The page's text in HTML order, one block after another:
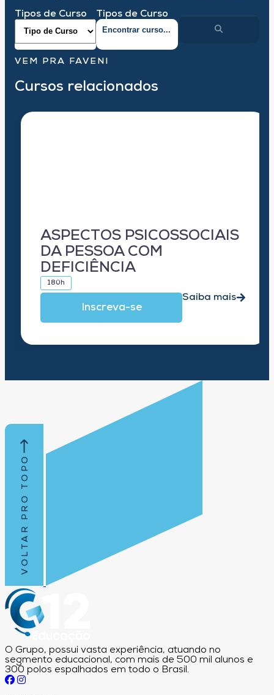
Tipos de Curso Tipos de Curso
VEM PRA FAVENI
Cursos relacionados
ASPECTOS PSICOSSOCIAIS
DA PESSOA COM
DEFICIÊNCIA
180h
Inscreva-se
Saiba mais
VOLTAR PRO TOPO
O Grupo, possui vasta experiência, atuando no
segmento educacional, com mais de 500 mil alunos e
300 polos espalhados em todo o Brasil.